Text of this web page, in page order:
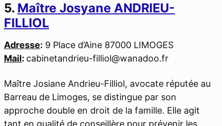
5. Maître Josyane ANDRIEU-
FILLIOL
Adresse: 9 Place d’Aine 87000 LIMOGES
Mail: cabinetandrieu-filliol@wanadoo.fr
Maître Josiane Andrieu-Filliol, avocate réputée au
Barreau de Limoges, se distingue par son
approche double en droit de la famille. Elle agit
tant en qualité de conseillère pour prévenir les